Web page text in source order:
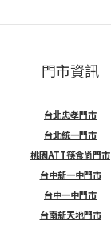
門市資訊
台北忠孝門市
台北統一門市
桃園ATT筷食尚門市
台中新一中門市
台中一中門市
台南新天地門市